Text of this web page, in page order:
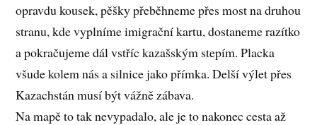
opravdu kousek, pěšky přeběhneme přes most na druhou
stranu, kde vyplníme imigrační kartu, dostaneme razítko
a pokračujeme dál vstříc kazašským stepím. Placka
všude kolem nás a silnice jako přímka. Delší výlet přes
Kazachstán musí být vážně zábava.
Na mapě to tak nevypadalo, ale je to nakonec cesta až